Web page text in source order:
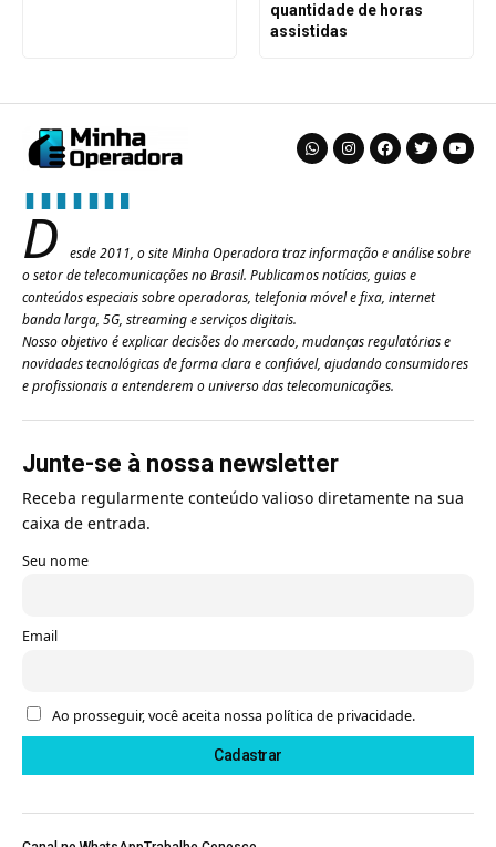
quantidade de horas
assistidas
D
esde 2011, o site Minha Operadora traz informação e análise sobre
o setor de telecomunicações no Brasil. Publicamos notícias, guias e
conteúdos especiais sobre operadoras, telefonia móvel e fixa, internet
banda larga, 5G, streaming e serviços digitais.
Nosso objetivo é explicar decisões do mercado, mudanças regulatórias e
novidades tecnológicas de forma clara e confiável, ajudando consumidores
e profissionais a entenderem o universo das telecomunicações.
Junte-se à nossa newsletter
Receba regularmente conteúdo valioso diretamente na sua
caixa de entrada.
Seu nome
Email
Ao prosseguir, você aceita nossa política de privacidade.